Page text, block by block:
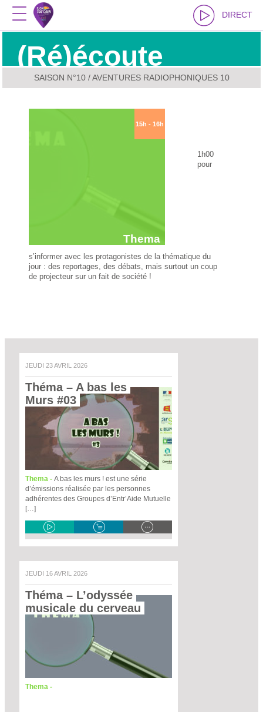
DIRECT
(Ré)écoute
SAISON N°10/ AVENTURES RADIOPHONIQUES 10
15h - 16h
Thema
1h00
pour
s’informer avec les protagonistes de la thématique du
jour : des reportages, des débats, mais surtout un coup
de projecteur sur un fait de société !
JEUDI 23 AVRIL 2026
Théma – A bas les
Murs #03
Thema - A bas les murs ! est une série
d’émissions réalisée par les personnes
adhérentes des Groupes d’Entr’Aide Mutuelle
[…]
JEUDI 16 AVRIL 2026
Théma – L’odyssée
musicale du cerveau
Thema -